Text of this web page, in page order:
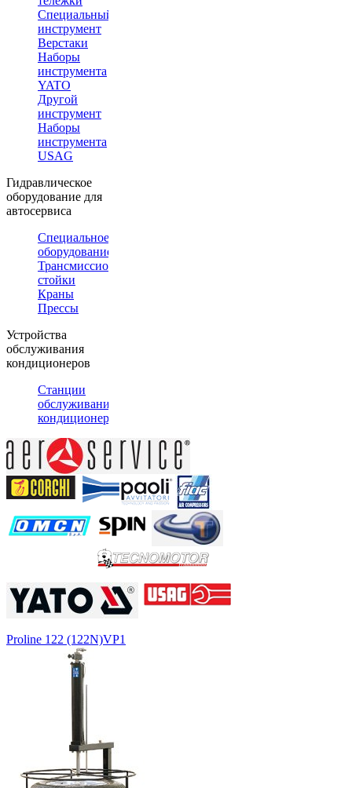
Специальный
инструмент
Верстаки
Наборы
инструмента
YATO
Другой
инструмент
Наборы
инструмента
USAG
Гидравлическое
оборудование для
автосервиса
Специальное
оборудование
Трансмиссионные
стойки
Краны
Прессы
Устройства
обслуживания
кондиционеров
Станции
обслуживания
кондиционеров
Proline 122 (122N)VP1